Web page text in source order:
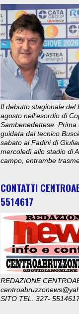
Il debutto stagionale del
agosto nell’esordio di
Sambenedettese.
guidata dal tecnico
sabato al Fadini di
mercoledì allo stadio di
campo, entrambe
CONTATTI
5514617
REDAZIONE
SITO TEL. 327-